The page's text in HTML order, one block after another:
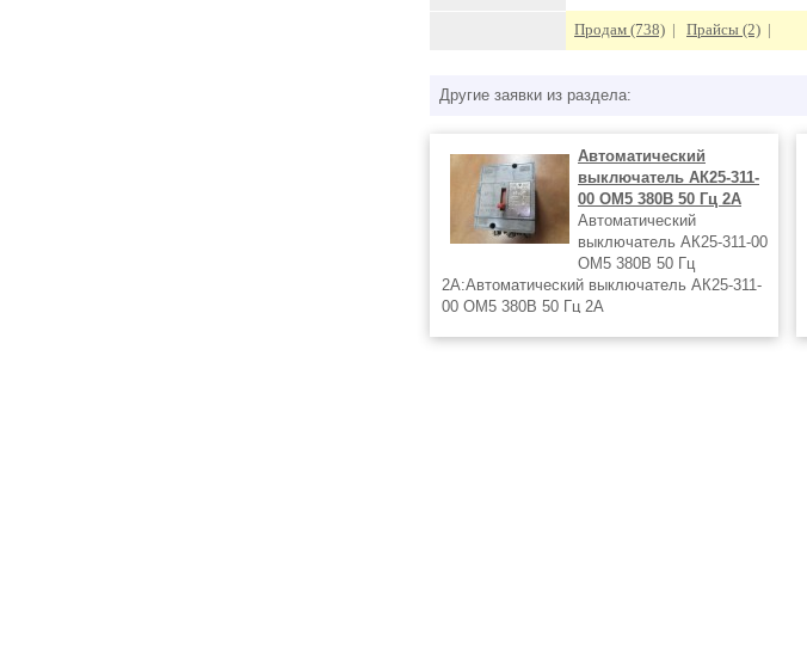
Продам (738) | Прайсы (2) |
Другие заявки из раздела:
Автоматический
выключатель АК25-311-
00 ОМ5 380В 50 Гц 2А
Автоматический
выключатель АК25-311-00
ОМ5 380В 50 Гц
2А:Автоматический выключатель АК25-311-
00 ОМ5 380В 50 Гц 2А